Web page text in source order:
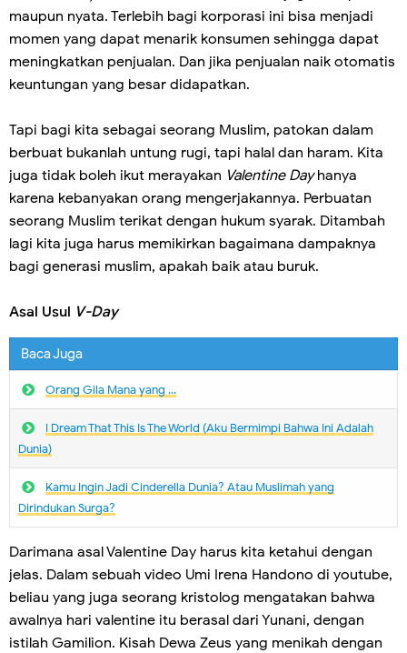
maupun nyata. Terlebih bagi korporasi ini bisa menjadi
momen yang dapat menarik konsumen sehingga dapat
meningkatkan penjualan. Dan jika penjualan naik otomatis
keuntungan yang besar didapatkan.
Tapi bagi kita sebagai seorang Muslim, patokan dalam
berbuat bukanlah untung rugi, tapi halal dan haram. Kita
juga tidak boleh ikut merayakan Valentine Dayhanya
karena kebanyakan orang mengerjakannya. Perbuatan
seorang Muslim terikat dengan hukum syarak. Ditambah
lagi kita juga harus memikirkan bagaimana dampaknya
bagi generasi muslim, apakah baik atau buruk.
Asal Usul V-Day
Baca Juga
Orang Gila Mana yang ...
I Dream That This Is The World (Aku Bermimpi Bahwa Ini Adalah
Dunia)
Kamu Ingin Jadi Cinderella Dunia? Atau Muslimah yang
Dirindukan Surga?
Darimana asal Valentine Day harus kita ketahui dengan
jelas. Dalam sebuah video Umi Irena Handono di youtube,
beliau yang juga seorang kristolog mengatakan bahwa
awalnya hari valentine itu berasal dari Yunani, dengan
istilah Gamilion. Kisah Dewa Zeus yang menikah dengan